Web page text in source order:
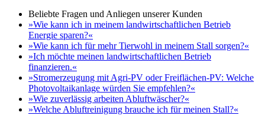
Beliebte Fragen und Anliegen unserer Kunden
»Wie kann ich in meinem landwirtschaftlichen Betrieb
Energie sparen?«
»Wie kann ich für mehr Tierwohl in meinem Stall sorgen?«
»Ich möchte meinen landwirtschaftlichen Betrieb
finanzieren.«
»Stromerzeugung mit Agri-PV oder Freiflächen-PV: Welche
Photovoltaikanlage würden Sie empfehlen?«
»Wie zuverlässig arbeiten Abluftwäscher?«
»Welche Abluftreinigung brauche ich für meinen Stall?«